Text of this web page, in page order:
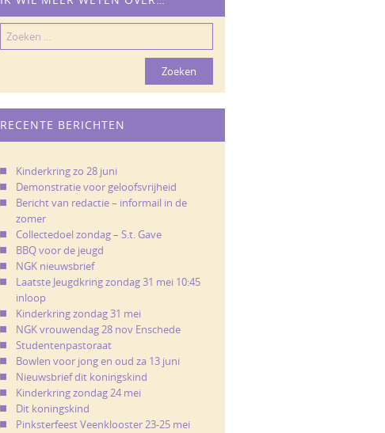
Zoeken
naar:
RECENTE BERICHTEN
Kinderkring zo 28 juni
Demonstratie voor geloofsvrijheid
Bericht van redactie – informail in de
zomer
Collectedoel zondag – S.t. Gave
BBQ voor de jeugd
NGK nieuwsbrief
Laatste Jeugdkring zondag 31 mei 10:45
inloop
Kinderkring zondag 31 mei
NGK vrouwendag 28 nov Enschede
Studentenpastoraat
Bowlen voor jong en oud za 13 juni
Nieuwsbrief dit koningskind
Kinderkring zondag 24 mei
Dit koningskind
Pinksterfeest Veenklooster 23-25 mei